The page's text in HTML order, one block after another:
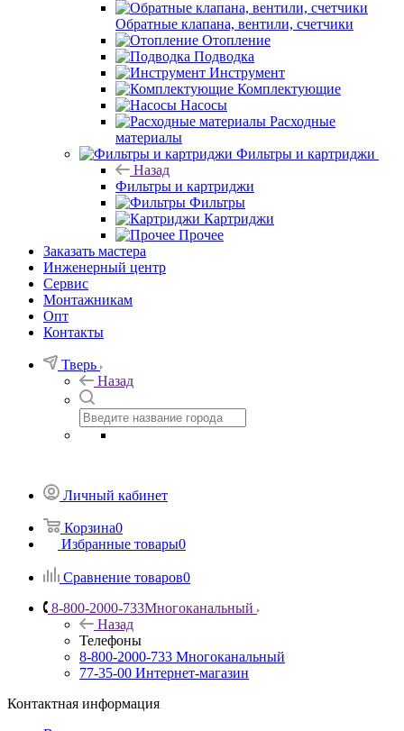
Обратные клапана, вентили, счетчики
Отопление
Подводка
Инструмент
Комплектующие
Насосы
Расходные
материалы
Фильтры и картриджи
Назад
Фильтры и картриджи
Фильтры
Картриджи
Прочее
Заказать мастера
Инженерный центр
Сервис
Монтажникам
Опт
Контакты
Тверь
Назад
Личный кабинет
Корзина0
Избранные товары0
Сравнение товаров0
8-800-2000-733Многоканальный
Назад
Телефоны
8-800-2000-733 Многоканальный
77-35-00 Интернет-магазин
Контактная информация